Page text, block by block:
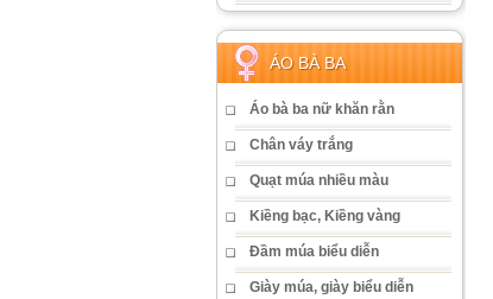
ÁO BÀ BA
Áo bà ba nữ khăn rằn
Chân váy trắng
Quạt múa nhiều màu
Kiềng bạc, Kiềng vàng
Đầm múa biểu diễn
Giày múa, giày biểu diễn